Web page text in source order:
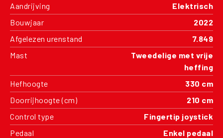
Aandrijving
Elektrisch
Bouwjaar
2022
Afgelezen urenstand
7.849
Mast
Tweedelige met vrije
heffing
Hefhoogte
330 cm
Doorrijhoogte (cm)
210 cm
Control type
Fingertip joystick
Pedaal
Enkel pedaal